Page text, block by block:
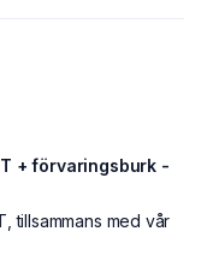
+ förvaringsburk -
tillsammans med vår